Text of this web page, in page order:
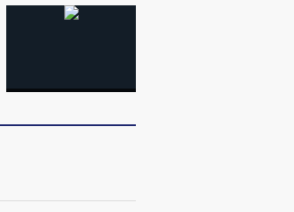
行员跨国走私7万